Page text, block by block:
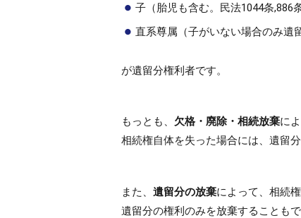
子（胎児も含む。民法1044条,886
直系尊属（子がいない場合のみ遺
が遺留分権利者です。
もっとも、 欠格・廃除・相続放棄に
相続権自体を失った場合には、遺留
また、 遺留分の放棄によって、相続
遺留分の権利のみを放棄することも